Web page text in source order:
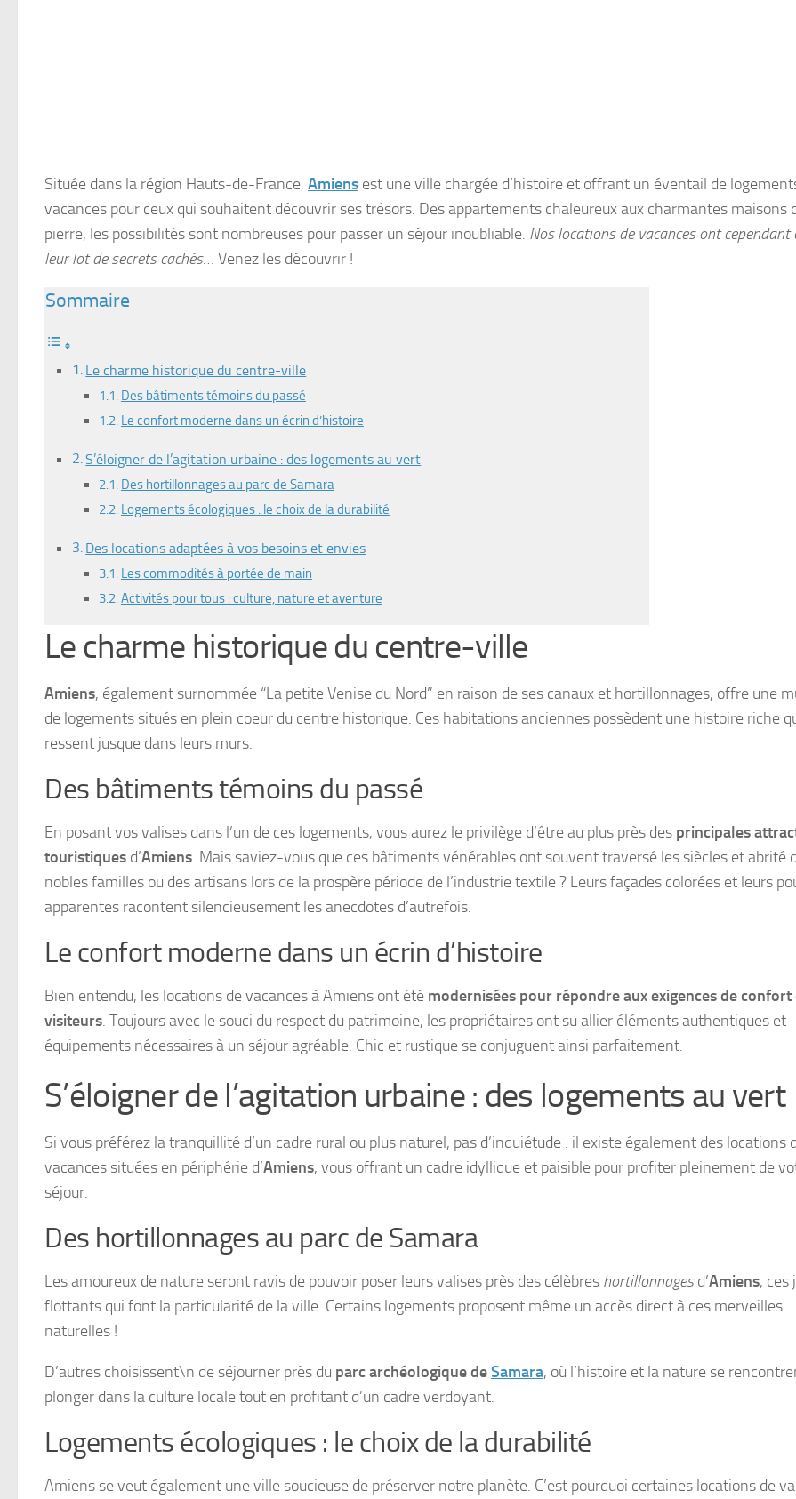
Située dans la région Hauts-de-France, Amiens est une ville chargée d’histoire et offrant un éventail de
vacances pour ceux qui souhaitent découvrir ses trésors. Des appartements chaleureux aux charmantes maisons
pierre, les possibilités sont nombreuses pour passer un séjour inoubliable. Nos locations de vacances ont cependant
leur lot de secrets cachés… Venez les découvrir !
Sommaire
Le charme historique du centre-ville
Des bâtiments témoins du passé
Le confort moderne dans un écrin d’histoire
S’éloigner de l’agitation urbaine : des logements au vert
Des hortillonnages au parc de Samara
Logements écologiques : le choix de la durabilité
Des locations adaptées à vos besoins et envies
Les commodités à portée de main
Activités pour tous : culture, nature et aventure
Le charme historique du centre-ville
Amiens, également surnommée “La petite Venise du Nord” en raison de ses canaux et hortillonnages, offre une
de logements situés en plein coeur du centre historique. Ces habitations anciennes possèdent une histoire riche
ressent jusque dans leurs murs.
Des bâtiments témoins du passé
En posant vos valises dans l’un de ces logements, vous aurez le privilège d’être au plus près des principales
touristiques d’Amiens. Mais saviez-vous que ces bâtiments vénérables ont souvent traversé les siècles et abrité
nobles familles ou des artisans lors de la prospère période de l’industrie textile ? Leurs façades colorées et leurs
apparentes racontent silencieusement les anecdotes d’autrefois.
Le confort moderne dans un écrin d’histoire
Bien entendu, les locations de vacances à Amiens ont été modernisées pour répondre aux exigences de confort
visiteurs. Toujours avec le souci du respect du patrimoine, les propriétaires ont su allier éléments authentiques et
équipements nécessaires à un séjour agréable. Chic et rustique se conjuguent ainsi parfaitement.
S’éloigner de l’agitation urbaine : des logements au vert
Si vous préférez la tranquillité d’un cadre rural ou plus naturel, pas d’inquiétude : il existe également des locations
vacances situées en périphérie d’Amiens, vous offrant un cadre idyllique et paisible pour profiter pleinement de
séjour.
Des hortillonnages au parc de Samara
Les amoureux de nature seront ravis de pouvoir poser leurs valises près des célèbres hortillonnagesd’Amiens, ces
flottants qui font la particularité de la ville. Certains logements proposent même un accès direct à ces merveilles
naturelles !
D’autres choisissent\n de séjourner près du parc archéologique deSamara, où l’histoire et la nature se
plonger dans la culture locale tout en profitant d’un cadre verdoyant.
Logements écologiques : le choix de la durabilité
Amiens se veut également une ville soucieuse de préserver notre planète. C’est pourquoi certaines locations de